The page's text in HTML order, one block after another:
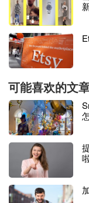
仅在今年7月，
平台就售出了数
上搜索精美的装
件、室内外led灯
可能喜欢的文